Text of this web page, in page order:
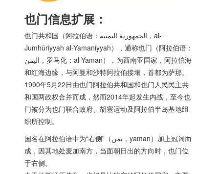
也门信息扩展：
也门共和国（阿拉伯语：الجمهورية اليمنية‎，al-
Jumhūriyyah al-Yamaniyyah），通称也门（阿拉伯语：
اليمن‎，罗马化：al-Yaman），为西南亚国家，阿拉伯海
和红海边缘，与阿曼和沙特阿拉伯接壤，首都为萨那。
1990年5月22日由也门阿拉伯共和国和也门人民民主共
和国两政权合并而成，然而2014年起发生内战，至今也
门被分为也门联合政府、胡塞运动及阿拉伯半岛基地组
织所控制。
国名在阿拉伯语中为“右侧”（يمن，yaman）加上冠词而
成，因其地处麦加南方，当面朝日出的方向时，也门位
于右侧。